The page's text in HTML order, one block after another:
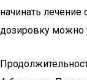
начинать
дозировку можно